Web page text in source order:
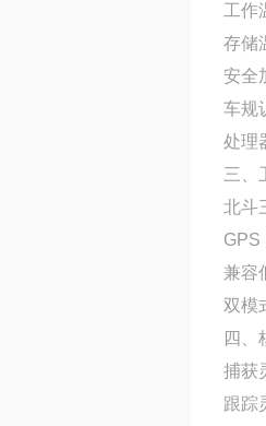
工作
存储
安全
车规
处理
三、
北斗
GPS
兼容
双模
四、
捕获
跟踪